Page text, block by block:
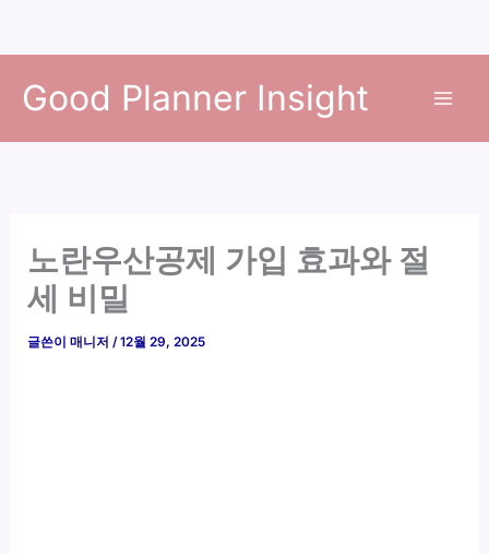
Good Planner Insight
노란우산공제 가입 효과와 절
세 비밀
글쓴이매니저/12월 29, 2025